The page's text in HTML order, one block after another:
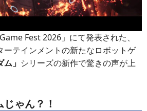
Fest 2026」にて発表された、
ーテインメントの新たなロボットゲ
ム」 シリーズの新作で驚きの声が上
ゃん？！